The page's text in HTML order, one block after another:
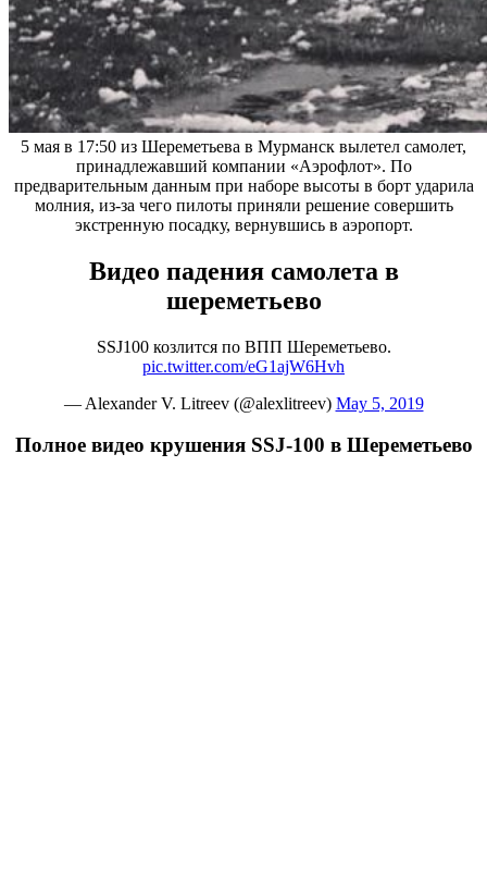
5 мая в 17:50 из Шереметьева в Мурманск вылетел самолет,
принадлежавший компании «Аэрофлот». По
предварительным данным при наборе высоты в борт ударила
молния, из-за чего пилоты приняли решение совершить
экстренную посадку, вернувшись в аэропорт.
Видео падения самолета в
шереметьево
SSJ100 козлится по ВПП Шереметьево.
pic.twitter.com/eG1ajW6Hvh
— Alexander V. Litreev (@alexlitreev) May 5, 2019
Полное видео крушения SSJ-100 в Шереметьево